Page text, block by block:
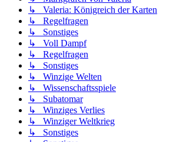
↳ Valeria: Königreich der Karten
↳ Regelfragen
↳ Sonstiges
↳ Voll Dampf
↳ Regelfragen
↳ Sonstiges
↳ Winzige Welten
↳ Wissenschaftsspiele
↳ Subatomar
↳ Winziges Verlies
↳ Winziger Weltkrieg
↳ Sonstiges